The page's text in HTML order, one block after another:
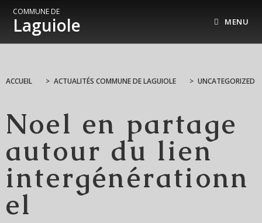
COMMUNE DE
Laguiole MENU
ACCUEIL > ACTUALITÉS COMMUNE DE LAGUIOLE > UNCATEGORIZED
Noel en partage
autour du lien
intergénérationn
el